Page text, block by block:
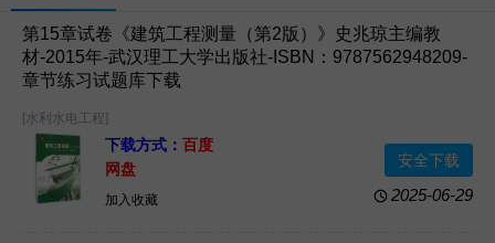
第15章试卷《建筑工程测量（第2版）》史兆琼主编教
材-2015年-武汉理工大学出版社-ISBN：9787562948209-
章节练习试题库下载
[水利水电工程]
下载方式： 百度
网盘
加入收藏 2025-06-29
安全下载